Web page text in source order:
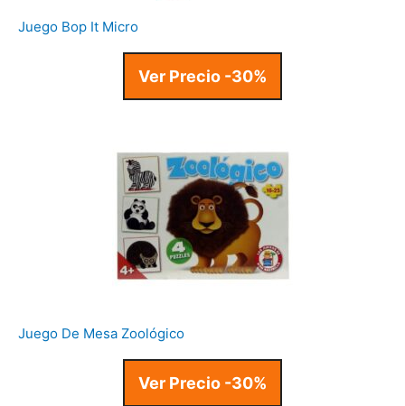
Juego Bop It Micro
Ver Precio -30%
Juego De Mesa Zoológico
Ver Precio -30%